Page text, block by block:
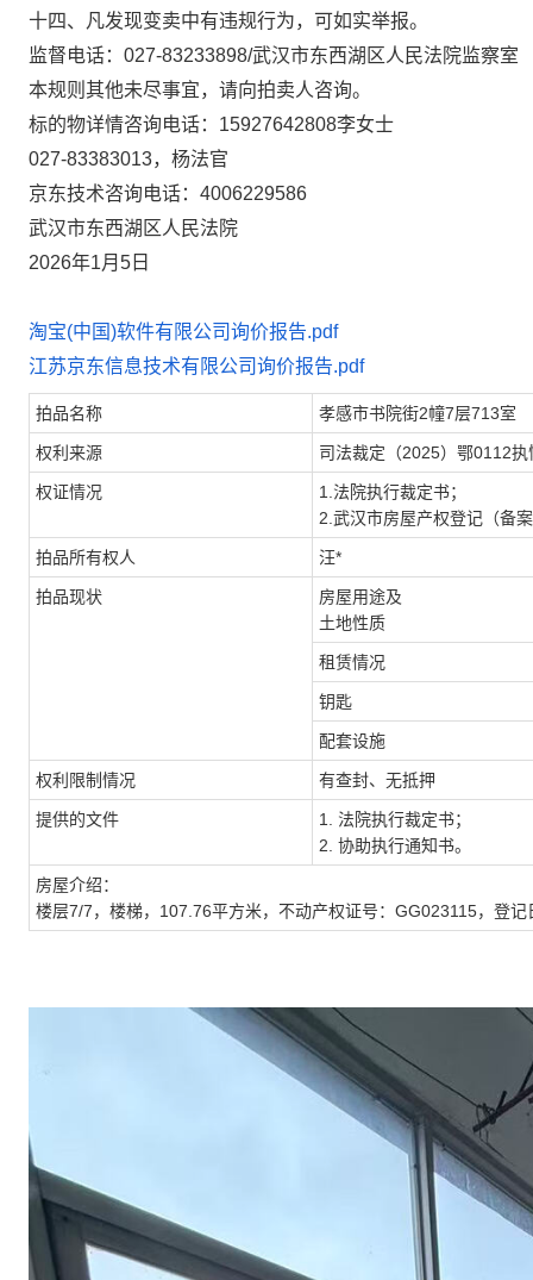
十四、
凡发现变卖中有违规行为，可如实举报。
监督电话： 027-83233898/武汉市东西湖区人民法院监察室
本规则其他未尽事宜，请向拍卖人咨询。
标的物详情咨询电话： 15927642808李女士
027-83383013，杨法官
京东技术咨询电话： 4006229586
武汉市东西湖区人民法院
2026年1月5日
淘宝(中国)软件有限公司询价报告.pdf
江苏京东信息技术有限公司询价报告.pdf
拍品名称 孝感市书院街2幢7层713室
权利来源 司法裁定 （2025）鄂0112执
权证情况
1.法院执行裁定书；
2.武汉市房屋产权登记（备
拍品所有权人 汪*
拍品现状
房屋用途及
土地性质
租赁情况
钥匙
配套设施
权利限制情况 有查封、无抵押
提供的文件
1. 法院执行裁定书；
2. 协助执行通知书。
房屋介绍：
楼层7/7，楼梯，107.76平方米，不动产权证号：GG023115，登